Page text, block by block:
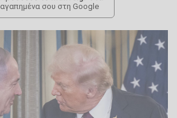
αγαπημένα σου στη Google